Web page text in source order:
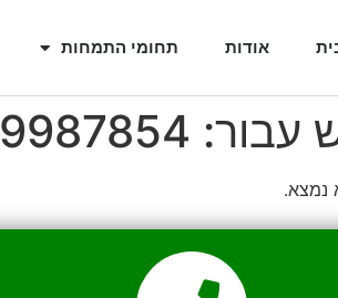
אודות תחומי התמחות
עבור:
נמצא.